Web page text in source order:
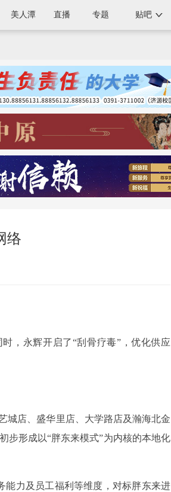
美人潭 直播 专题 贴吧
络
，永辉开启了“刮骨疗毒”，优化供应
城店、盛华里店、大学路店及瀚海北金
步形成以“胖东来模式”为内核的本地化
能力及员工福利等维度，对标胖东来进